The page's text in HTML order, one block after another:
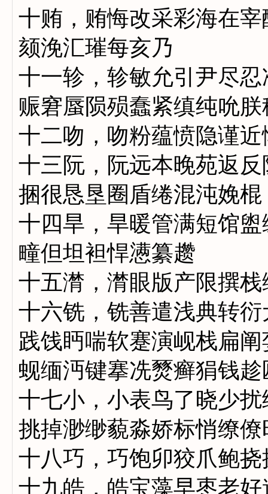
十贿，贿悔改采彩海在
颏浼汇璀每亥乃
十一轸，轸敏允引尹尽
赈窘蜃陨殒蠢紧缜纯吮朕
十二吻，吻粉蕴愤隐谨
十三阮，阮远本晚苑返
捆很恳垦圈盾绻混沌娩棍
十四旱，旱暖管满短馆
疃但坦袒悍懑纂趱
十五潸，潸眼版产限撰
十六铣，铣善遣浅典转
践饯眄喘软蹇演岘栈扁
蚬缅沔键搴冼燹癣狷钱趁
十七小，小表鸟了晓少
挑掉渺缈藐淼娇标悄缭
十八巧，巧饱卯狡爪鲍
十九皓，皓宝藻早枣老